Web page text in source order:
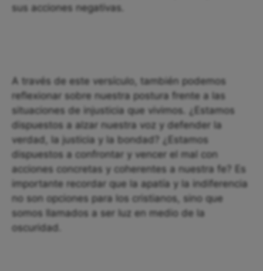
sus acciones negativas.
A través de este versículo, también podemos
reflexionar sobre nuestra postura frente a las
situaciones de injusticia que vivimos. ¿Estamos
dispuestos a alzar nuestra voz y defender la
verdad, la justicia y la bondad? ¿Estamos
dispuestos a confrontar y vencer el mal con
acciones concretas y coherentes a nuestra fe? Es
importante recordar que la apatía y la indiferencia
no son opciones para los cristianos, sino que
somos llamados a ser luz en medio de la
oscuridad.